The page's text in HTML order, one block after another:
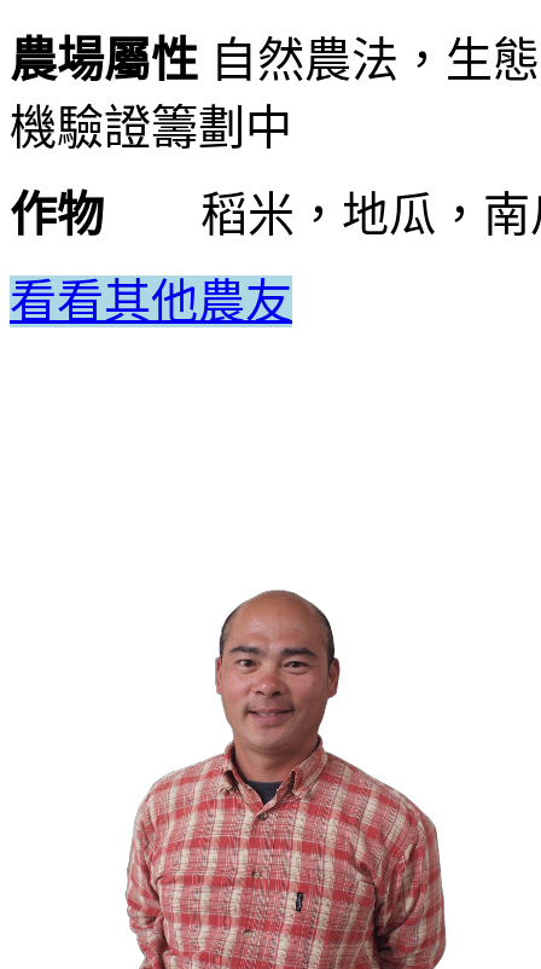
農場屬性 自然農法，生
機驗證籌劃中
作物 稻米，地瓜，南
看看其他農友